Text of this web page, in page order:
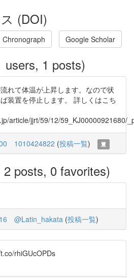
(DOI)
Chronograph Google Scholar
users, 1 posts)
れて体温が上昇します。なので状
装置を停止します。 詳しくはこち
article/jjrt/59/12/59_KJ00000921680/
1010424822 (投稿一覧)
posts, 0 favorites)
@Latin_hakata (投稿一覧)
rhiGUcOPDs